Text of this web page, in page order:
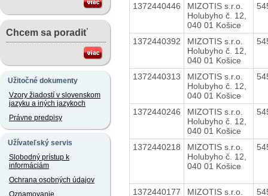
Chcem sa poradiť
Užitočné dokumenty
Vzory žiadostí v slovenskom
jazyku a iných jazykoch
Právne predpisy
Užívateľský servis
Slobodný prístup k
informáciám
Ochrana osobných údajov
Oznamovanie
1372440446
MIZOTIS s.r.o.
Holubyho č. 12,
040 01 Košice
1372440392
MIZOTIS s.r.o.
Holubyho č. 12,
040 01 Košice
1372440313
MIZOTIS s.r.o.
Holubyho č. 12,
040 01 Košice
1372440246
MIZOTIS s.r.o.
Holubyho č. 12,
040 01 Košice
1372440218
MIZOTIS s.r.o.
Holubyho č. 12,
040 01 Košice
1372440177
MIZOTIS s.r.o.